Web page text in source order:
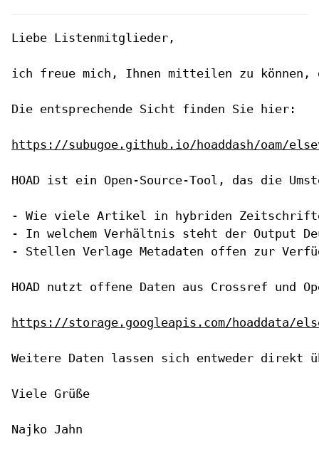
Liebe Listenmitglieder,
ich freue mich, Ihnen mitteilen zu können,
Die entsprechende Sicht finden Sie hier:
https://subugoe.github.io/hoaddash/oam/
HOAD ist ein Open-Source-Tool, das die
- Wie viele Artikel in hybriden
- In welchem Verhältnis steht der Output
- Stellen Verlage Metadaten offen zur
HOAD nutzt offene Daten aus Crossref
https://storage.googleapis.com/hoaddata/
Weitere Daten lassen sich entweder direkt
Viele Grüße
Najko Jahn